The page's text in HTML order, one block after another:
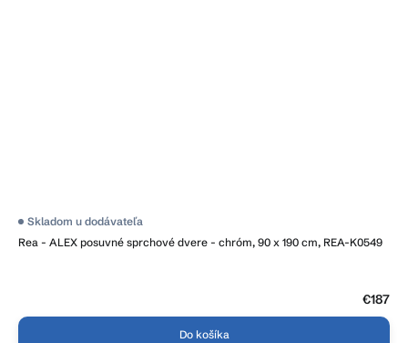
Rea - ALEX posuvné sprchové dvere - chróm, 90 x 190 cm, REA-K0549
Skladom u dodávateľa
€187
Do košíka